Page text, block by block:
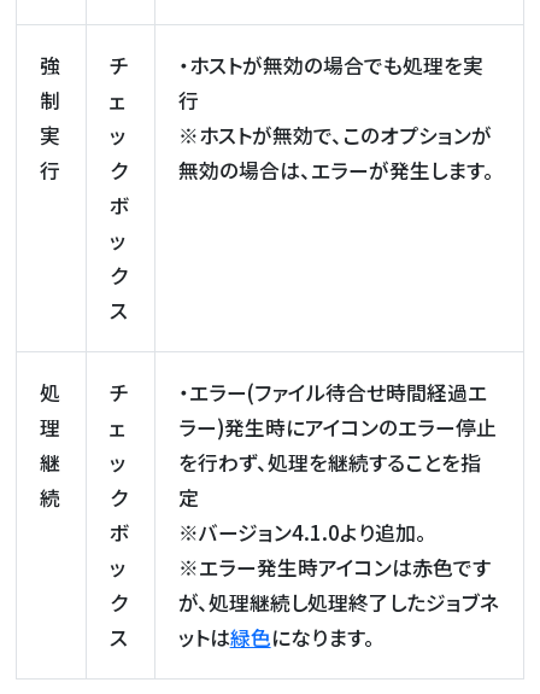
強
制
実
行
チ
ェ
ッ
ク
ボ
ッ
ク
ス
・ホストが無効の場合でも処理を実
行
※ホストが無効で、このオプションが
無効の場合は、エラーが発生します。
処
理
継
続
チ
ェ
ッ
ク
ボ
ッ
ク
ス
・エラー(ファイル待合せ時間経過エ
ラー)発生時にアイコンのエラー停止
を行わず、処理を継続することを指
定
※バージョン4.1.0より追加。
※エラー発生時アイコンは赤色です
が、処理継続し処理終了したジョブネ
ットは緑色になります。